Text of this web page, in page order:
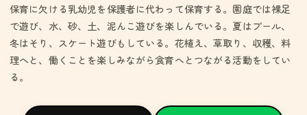
保育に欠ける乳幼児を保護者に代わって保育する。園庭では裸足
で遊び、水、砂、土、泥んこ遊びを楽しんでいる。夏はプール、
冬はそり、スケート遊びもしている。花植え、草取り、収穫、料
理へと、働くことを楽しみながら食育へとつながる活動をしてい
る。